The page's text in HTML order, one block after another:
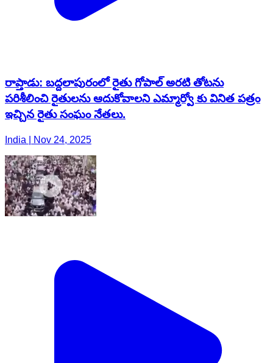
రాప్తాడు: బద్దలాపురంలో రైతు గోపాల్ అరటి తోటను
పరిశీలించి రైతులను ఆదుకోవాలని ఎమ్మార్వో కు వినిత పత్రం
ఇచ్చిన రైతు సంఘం నేతలు.
India | Nov 24, 2025